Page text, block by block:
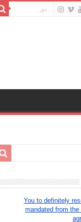
You to definitely
mandated from